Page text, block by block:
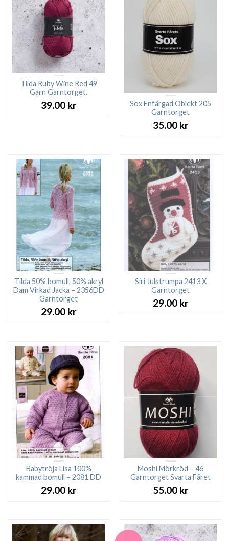
Tilda Ruby Wine Red 49
Garn Garntorget.
39.00 kr
Sox Enfärgad Oblekt 205
Garntorget
35.00 kr
Tilda 50% bomull, 50% akryl
Dam Virkad Jacka – 2356DD
Garntorget
29.00 kr
Siri Julstrumpa 2413 X
Garntorget
29.00 kr
Babytröja Lisa 100%
kammad bomull – 2081 DD
29.00 kr
Moshi Mörkröd – 46
Garntorget Svarta Fåret
55.00 kr